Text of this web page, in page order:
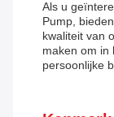
Als u
Pump,
kwaliteit van
maken om in
persoonlijke